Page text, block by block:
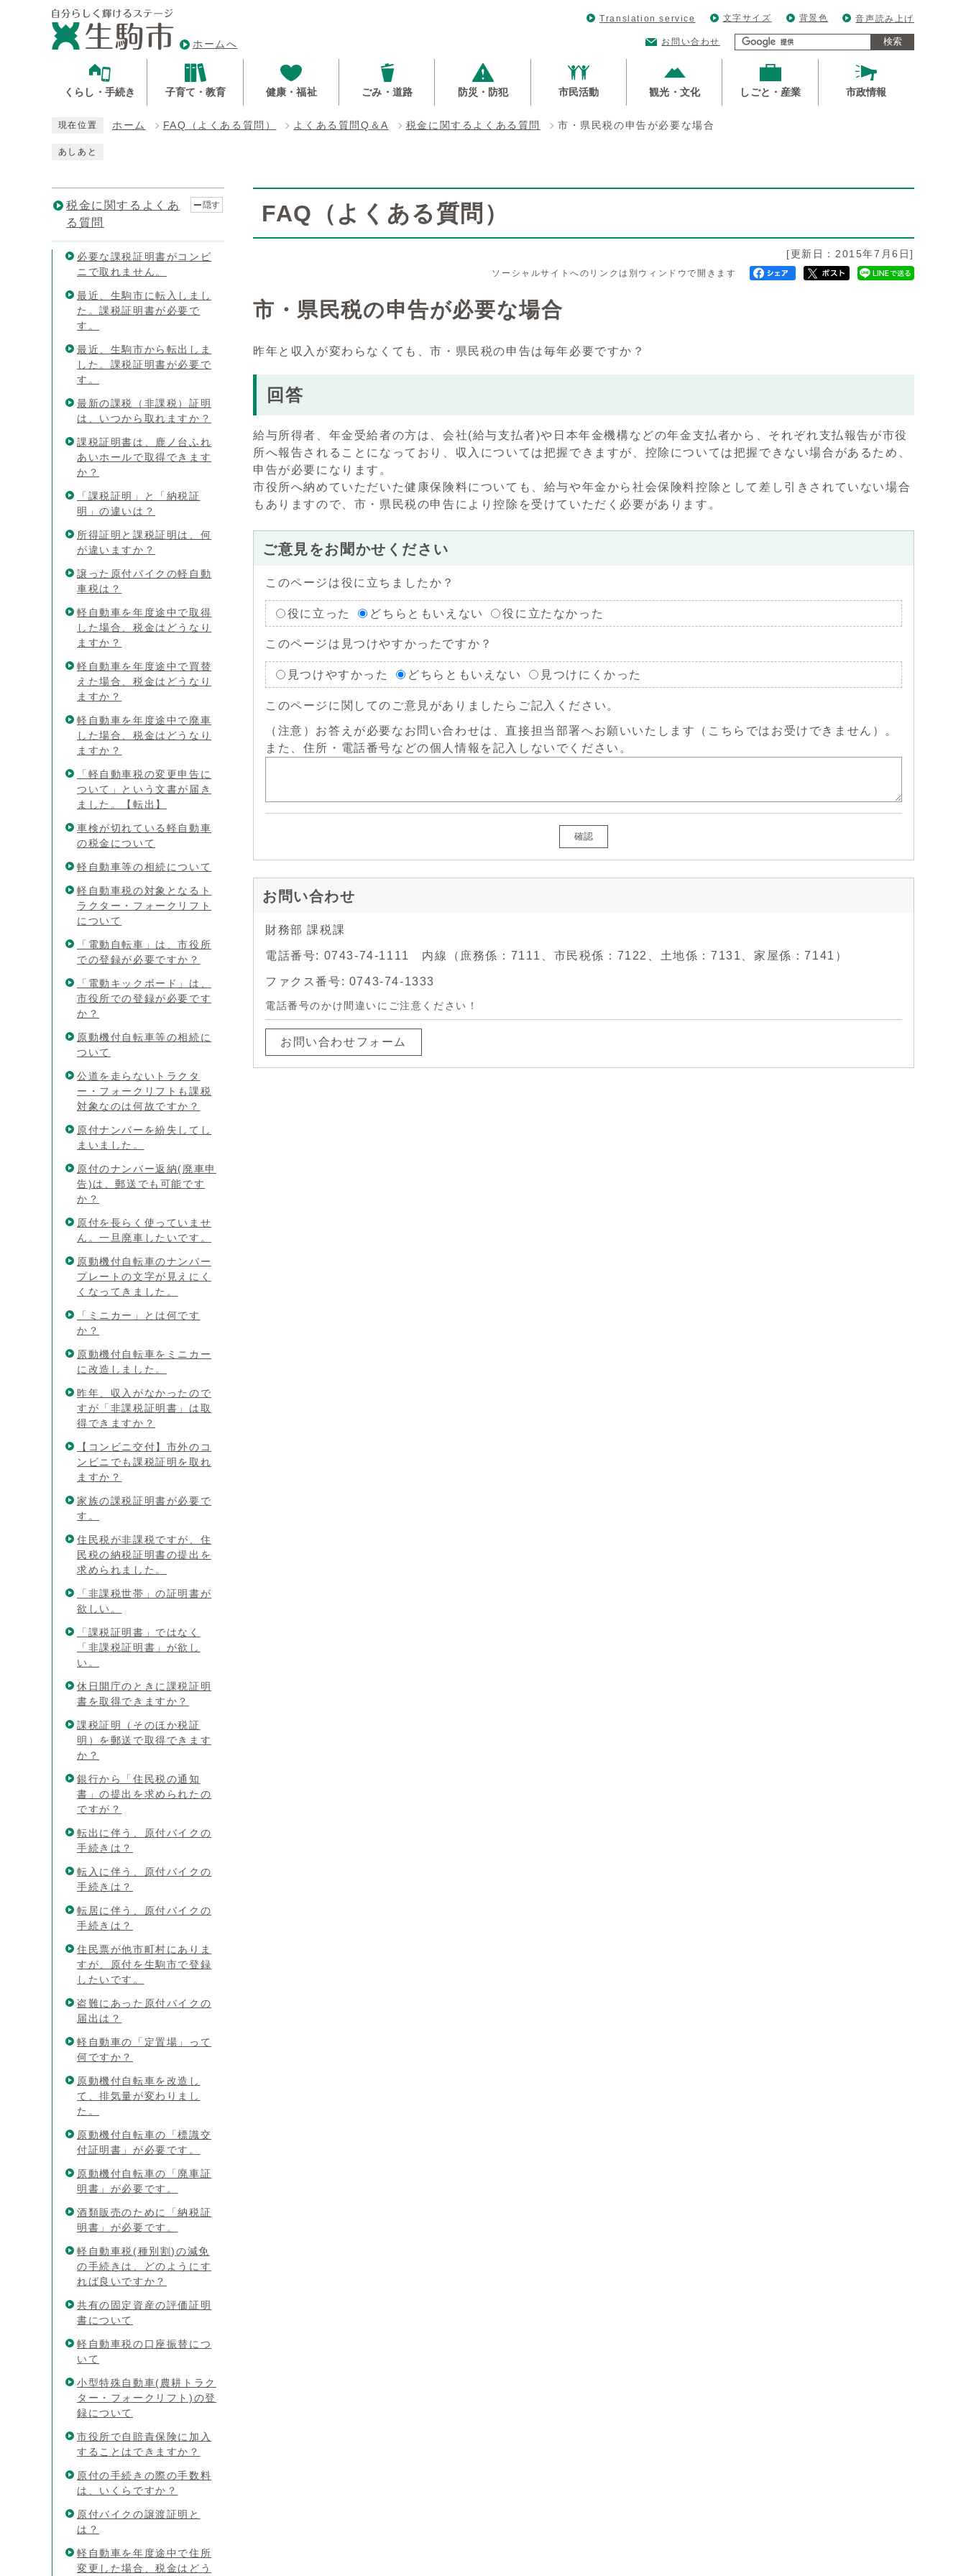
ホームへ
Translation service 文字サイズ 背景色 音声読み上げ
お問い合わせ 検索
くらし・手続き 子育て・教育 健康・福祉 ごみ・道路 防災・防犯 市民活動 観光・文化 しごと・産業 市政情報
現在位置 ホーム FAQ（よくある質問） よくある質問Q＆A 税金に関するよくある質問 市・県民税の申告が必要な場合
あしあと
FAQ（よくある質問）
[更新日：2015年7月6日]
ソーシャルサイトへのリンクは別ウィンドウで開きます
市・県民税の申告が必要な場合
昨年と収入が変わらなくても、市・県民税の申告は毎年必要ですか？
回答
給与所得者、年金受給者の方は、会社(給与支払者)や日本年金機構などの年金支払者から、それぞれ支払報告が市役
所へ報告されることになっており、収入については把握できますが、控除については把握できない場合があるため、
申告が必要になります。
市役所へ納めていただいた健康保険料についても、給与や年金から社会保険料控除として差し引きされていない場合
もありますので、市・県民税の申告により控除を受けていただく必要があります。
ご意見をお聞かせください
このページは役に立ちましたか？
役に立った どちらともいえない 役に立たなかった
このページは見つけやすかったですか？
見つけやすかった どちらともいえない 見つけにくかった
このページに関してのご意見がありましたらご記入ください。
（注意）お答えが必要なお問い合わせは、直接担当部署へお願いいたします（こちらではお受けできません）。
また、住所・電話番号などの個人情報を記入しないでください。
確認
お問い合わせ
財務部 課税課
電話番号: 0743-74-1111 内線（庶務係：7111、市民税係：7122、土地係：7131、家屋係：7141）
ファクス番号: 0743-74-1333
電話番号のかけ間違いにご注意ください！
お問い合わせフォーム
税金に関するよくあ
る質問
隠す
必要な課税証明書がコンビ
ニで取れません。
最近、生駒市に転入しまし
た。課税証明書が必要で
す。
最近、生駒市から転出しま
した。課税証明書が必要で
す。
最新の課税（非課税）証明
は、いつから取れますか？
課税証明書は、鹿ノ台ふれ
あいホールで取得できます
か？
「課税証明」と「納税証
明」の違いは？
所得証明と課税証明は、何
が違いますか？
譲った原付バイクの軽自動
車税は？
軽自動車を年度途中で取得
した場合、税金はどうなり
ますか？
軽自動車を年度途中で買替
えた場合、税金はどうなり
ますか？
軽自動車を年度途中で廃車
した場合、税金はどうなり
ますか？
「軽自動車税の変更申告に
ついて」という文書が届き
ました。【転出】
車検が切れている軽自動車
の税金について
軽自動車等の相続について
軽自動車税の対象となるト
ラクター・フォークリフト
について
「電動自転車」は、市役所
での登録が必要ですか？
「電動キックボード」は、
市役所での登録が必要です
か？
原動機付自転車等の相続に
ついて
公道を走らないトラクタ
ー・フォークリフトも課税
対象なのは何故ですか？
原付ナンバーを紛失してし
まいました。
原付のナンバー返納(廃車申
告)は、郵送でも可能です
か？
原付を長らく使っていませ
ん。一旦廃車したいです。
原動機付自転車のナンバー
プレートの文字が見えにく
くなってきました。
「ミニカー」とは何です
か？
原動機付自転車をミニカー
に改造しました。
昨年、収入がなかったので
すが「非課税証明書」は取
得できますか？
【コンビニ交付】市外のコ
ンビニでも課税証明を取れ
ますか？
家族の課税証明書が必要で
す。
住民税が非課税ですが、住
民税の納税証明書の提出を
求められました。
「非課税世帯」の証明書が
欲しい。
「課税証明書」ではなく
「非課税証明書」が欲し
い。
休日開庁のときに課税証明
書を取得できますか？
課税証明（そのほか税証
明）を郵送で取得できます
か？
銀行から「住民税の通知
書」の提出を求められたの
ですが？
転出に伴う、原付バイクの
手続きは？
転入に伴う、原付バイクの
手続きは？
転居に伴う、原付バイクの
手続きは？
住民票が他市町村にありま
すが、原付を生駒市で登録
したいです。
盗難にあった原付バイクの
届出は？
軽自動車の「定置場」って
何ですか？
原動機付自転車を改造し
て、排気量が変わりまし
た。
原動機付自転車の「標識交
付証明書」が必要です。
原動機付自転車の「廃車証
明書」が必要です。
酒類販売のために「納税証
明書」が必要です。
軽自動車税(種別割)の減免
の手続きは、どのようにす
れば良いですか？
共有の固定資産の評価証明
書について
軽自動車税の口座振替につ
いて
小型特殊自動車(農耕トラク
ター・フォークリフト)の登
録について
市役所で自賠責保険に加入
することはできますか？
原付の手続きの際の手数料
は、いくらですか？
原付バイクの譲渡証明と
は？
軽自動車を年度途中で住所
変更した場合、税金はどう